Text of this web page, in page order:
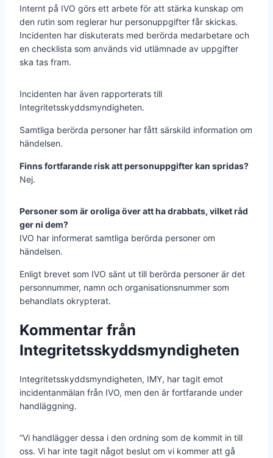
Internt på IVO görs ett arbete för att stärka kunskap om
den rutin som reglerar hur personuppgifter får skickas.
Incidenten har diskuterats med berörda medarbetare och
en checklista som används vid utlämnade av uppgifter
ska tas fram.
Incidenten har även rapporterats till
Integritetsskyddsmyndigheten.
Samtliga berörda personer har fått särskild information om
händelsen.
Finns fortfarande risk att personuppgifter kan spridas?
Nej.
Personer som är oroliga över att ha drabbats, vilket råd
ger ni dem?
IVO har informerat samtliga berörda personer om
händelsen.
Enligt brevet som IVO sänt ut till berörda personer är det
personnummer, namn och organisationsnummer som
behandlats okrypterat.
Kommentar från
Integritetsskyddsmyndigheten
Integritetsskyddsmyndigheten, IMY, har tagit emot
incidentanmälan från IVO, men den är fortfarande under
handläggning.
”Vi handlägger dessa i den ordning som de kommit in till
oss. Vi har inte tagit något beslut om vi kommer att gå